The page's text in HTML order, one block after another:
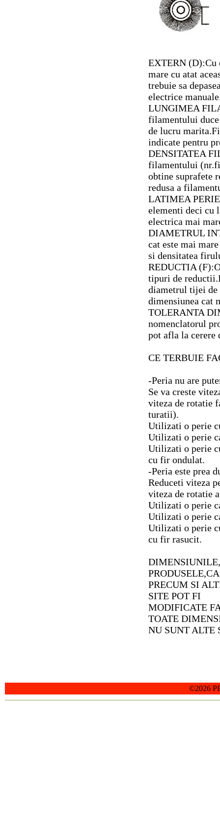
EXTERN (D):Cu
mare cu atat
trebuie sa
electrice
LUNGIMEA
filamentului
de lucru
indicate pentru
DENSITATEA
filamentului
obtine suprafete
redusa a
LATIMEA
elementi deci cu
electrica mai
DIAMETRUL
cat este mai
si densitatea
REDUCTIA
tipuri de
diametrul tijei de
dimensiunea cat
TOLERANTA
nomenclatorul
pot afla la cerere
CE TERBUIE
-Peria nu are
Se va creste
viteza de rotatie
turatii).
Utilizati o perie
Utilizati o perie
Utilizati o perie
cu fir ondulat.
-Peria este prea
Reduceti viteza
viteza de rotatie
Utilizati o perie
Utilizati o perie
Utilizati o perie
cu fir rasucit.
PRECUM SI
SITE POT FI
MODIFICATE
TOATE
NU SUNT ALTE
©2026